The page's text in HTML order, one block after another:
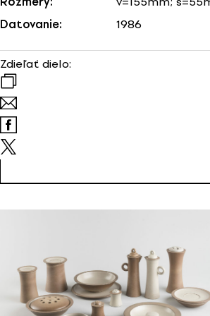
Datovanie:
1986
Zdieľať dielo: